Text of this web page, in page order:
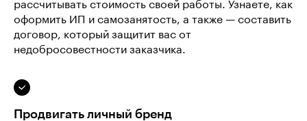
рассчитывать стоимость своей работы. Узнаете, как
оформить ИП и самозанятость, а также — составить
договор, который защитит вас от
недобросовестности заказчика.
Продвигать личный бренд